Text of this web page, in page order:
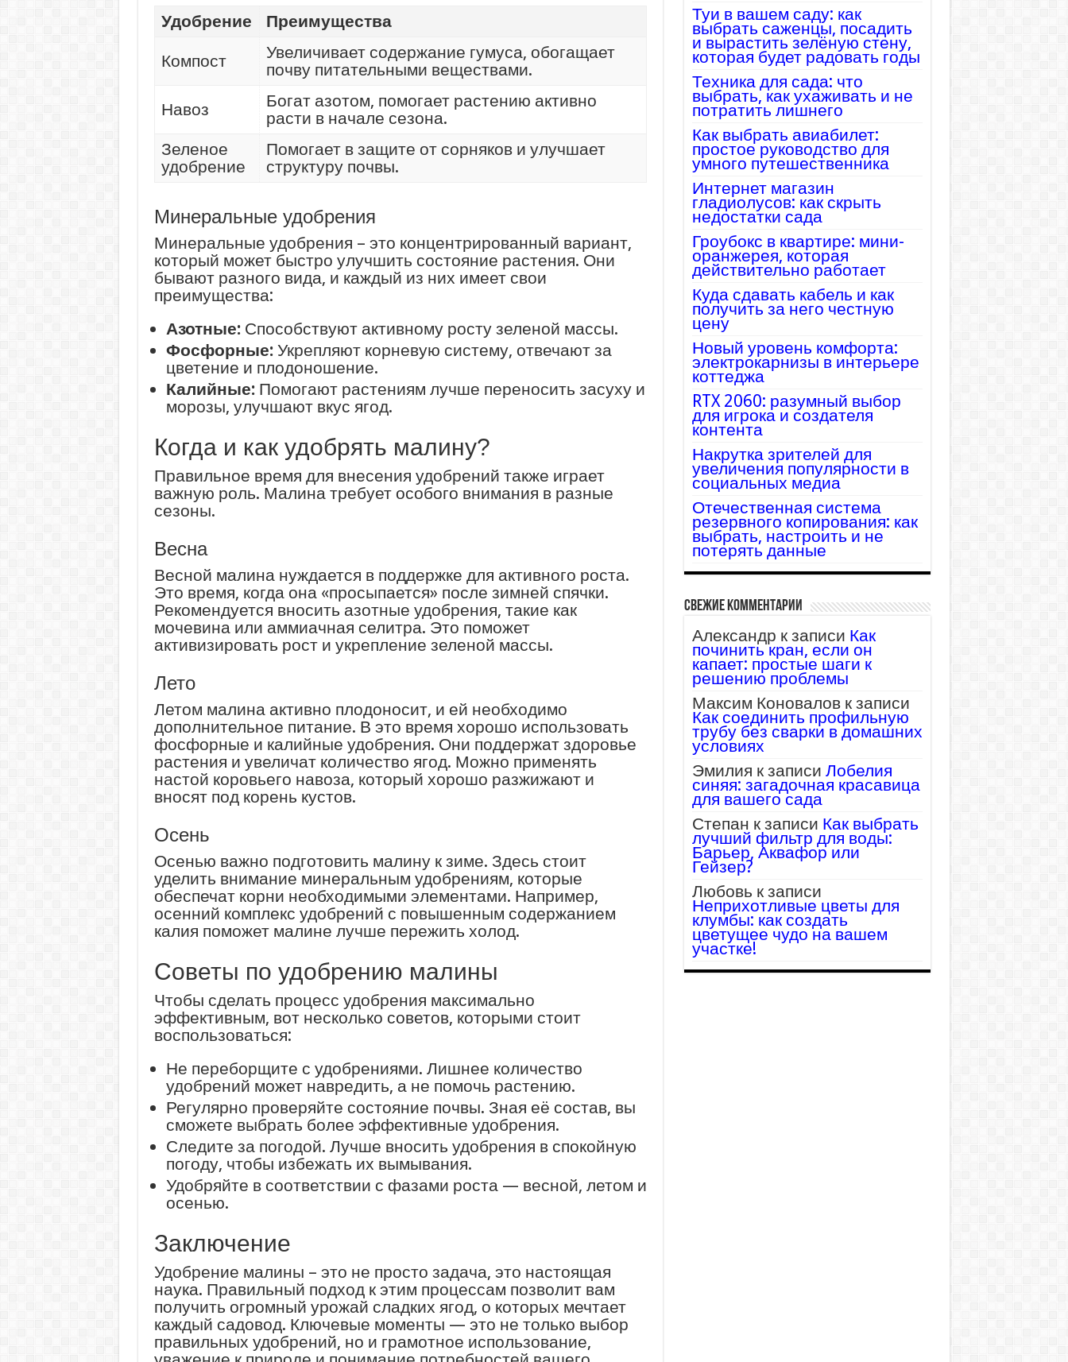
Удобрение
Преимущества
Компост
Увеличивает содержание гумуса, обогащает
почву питательными веществами.
Навоз
Богат азотом, помогает растению активно
расти в начале сезона.
Зеленое
удобрение
Помогает в защите от сорняков и улучшает
структуру почвы.
Минеральные удобрения
Минеральные удобрения – это концентрированный вариант,
который может быстро улучшить состояние растения. Они
бывают разного вида, и каждый из них имеет свои
преимущества:
Азотные:Способствуют активному росту зеленой массы.
Фосфорные:Укрепляют корневую систему, отвечают за
цветение и плодоношение.
Калийные:Помогают растениям лучше переносить засуху и
морозы, улучшают вкус ягод.
Когда и как удобрять малину?
Правильное время для внесения удобрений также играет
важную роль. Малина требует особого внимания в разные
сезоны.
Весна
Весной малина нуждается в поддержке для активного роста.
Это время, когда она «просыпается» после зимней спячки.
Рекомендуется вносить азотные удобрения, такие как
мочевина или аммиачная селитра. Это поможет
активизировать рост и укрепление зеленой массы.
Лето
Летом малина активно плодоносит, и ей необходимо
дополнительное питание. В это время хорошо использовать
фосфорные и калийные удобрения. Они поддержат здоровье
растения и увеличат количество ягод. Можно применять
настой коровьего навоза, который хорошо разжижают и
вносят под корень кустов.
Осень
Осенью важно подготовить малину к зиме. Здесь стоит
уделить внимание минеральным удобрениям, которые
обеспечат корни необходимыми элементами. Например,
осенний комплекс удобрений с повышенным содержанием
калия поможет малине лучше пережить холод.
Советы по удобрению малины
Чтобы сделать процесс удобрения максимально
эффективным, вот несколько советов, которыми стоит
воспользоваться:
Не переборщите с удобрениями. Лишнее количество
удобрений может навредить, а не помочь растению.
Регулярно проверяйте состояние почвы. Зная её состав, вы
сможете выбрать более эффективные удобрения.
Следите за погодой. Лучше вносить удобрения в спокойную
погоду, чтобы избежать их вымывания.
Удобряйте в соответствии с фазами роста — весной, летом и
осенью.
Заключение
Удобрение малины – это не просто задача, это настоящая
наука. Правильный подход к этим процессам позволит вам
получить огромный урожай сладких ягод, о которых мечтает
каждый садовод. Ключевые моменты — это не только выбор
правильных удобрений, но и грамотное использование,
Туи в вашем саду: как
выбрать саженцы, посадить
и вырастить зелёную стену,
которая будет радовать годы
Техника для сада: что
выбрать, как ухаживать и не
потратить лишнего
Как выбрать авиабилет:
простое руководство для
умного путешественника
Интернет магазин
гладиолусов: как скрыть
недостатки сада
Гроубокс в квартире: мини-
оранжерея, которая
действительно работает
Куда сдавать кабель и как
получить за него честную
цену
Новый уровень комфорта:
электрокарнизы в интерьере
коттеджа
RTX 2060: разумный выбор
для игрока и создателя
контента
Накрутка зрителей для
увеличения популярности в
социальных медиа
Отечественная система
резервного копирования: как
выбрать, настроить и не
потерять данные
Свежие комментарии
Александр к записи Как
починить кран, если он
капает: простые шаги к
решению проблемы
Максим Коноваловк записи
Как соединить профильную
трубу без сварки в домашних
условиях
Эмилия к записи Лобелия
синяя: загадочная красавица
для вашего сада
Степан к записи Как выбрать
лучший фильтр для воды:
Барьер, Аквафор или
Гейзер?
Любовь к записи
Неприхотливые цветы для
клумбы: как создать
цветущее чудо на вашем
участке!